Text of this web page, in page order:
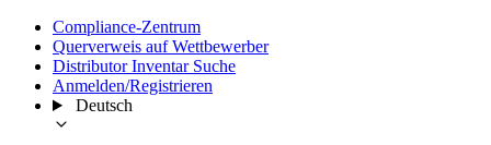
Compliance-Zentrum
Querverweis auf Wettbewerber
Distributor Inventar Suche
Anmelden/Registrieren
Deutsch